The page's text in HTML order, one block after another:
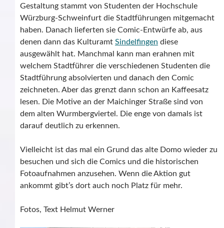
Gestaltung stammt von Studenten der Hochschule
Würzburg-Schweinfurt die Stadtführungen mitgemacht
haben. Danach lieferten sie Comic-Entwürfe ab, aus
denen dann das Kulturamt Sindelfingen diese
ausgewählt hat. Manchmal kann man erahnen mit
welchem Stadtführer die verschiedenen Studenten die
Stadtführung absolvierten und danach den Comic
zeichneten. Aber das grenzt dann schon an Kaffeesatz
lesen. Die Motive an der Maichinger Straße sind von
dem alten Wurmbergviertel. Die enge von damals ist
darauf deutlich zu erkennen.
Vielleicht ist das mal ein Grund das alte Domo wieder zu
besuchen und sich die Comics und die historischen
Fotoaufnahmen anzusehen. Wenn die Aktion gut
ankommt gibt’s dort auch noch Platz für mehr.
Fotos, Text Helmut Werner